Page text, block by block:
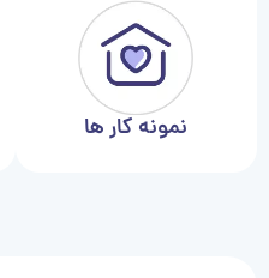
نمونه کار ها